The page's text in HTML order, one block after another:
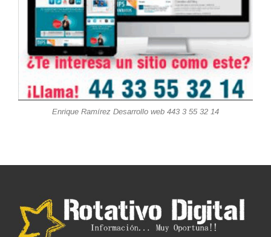
Enrique Ramírez Desarrollo web 443 3 55 32 14